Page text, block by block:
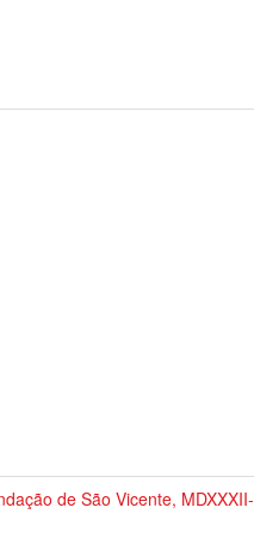
de São Vicente, MDXXXII-